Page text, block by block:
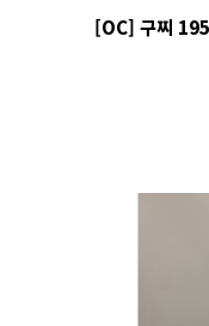
[OC] 구찌